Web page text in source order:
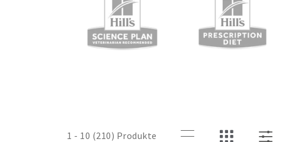
1 - 10 (210) Produkte